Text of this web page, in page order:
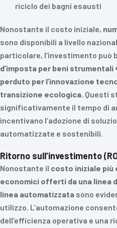
riciclo dei bagni esausti
Nonostante il costo iniziale,
sono disponibili a livello
particolare, l’investimento può
d’imposta per beni strumentali
perduto per l’innovazione
transizione ecologica. Questi
significativamente il tempo di
incentivano l’adozione di
automatizzate e sostenibili.
Ritorno sull’investimento
Nonostante il costo iniziale più
economici offerti da una linea
linea automatizzata sono
utilizzo. L’automazione
dell’efficienza operativa e una